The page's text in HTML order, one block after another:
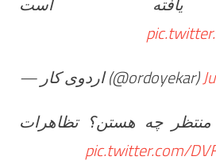
— اردوی کار (@ordoyekar)
چه هستن؟ تظاهرات
pic.twitter.com/